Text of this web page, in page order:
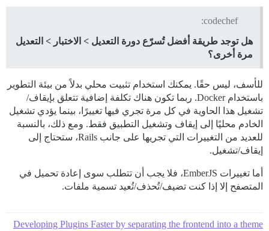
codechef:
هل توجد طريقة أفضل تُسرّع دورة التعديل > الاختبار > التعديل
مرة أخرى؟
للأسف، ليس حقًا. يمكنك استخدام تثبيت محلي بدلاً من بيئة التطوير
باستخدام Docker. ربما تكون هناك تكلفة إضافية تتعلق بإيقاف/
تشغيل هذا الحاوية في كل مرة تجري فيها تغييرًا، بينما يؤدي تشغيل
الخادم محليًا إلى إيقاف وتشغيل التطبيق فقط. ومع ذلك، بالنسبة
للعديد من التغييرات التي تجريها على جانب Rails، ستحتاج إلى
إيقاف/تشغيل.
أما تغييرات EmberJS، فلا يجب أن تتطلب سوى إعادة تحميل في
المتصفح إلا إذا كنت تضيف/تُحذف/تُعيد تسمية ملفات.
Developing Plugins Faster by separating the frontend into a theme